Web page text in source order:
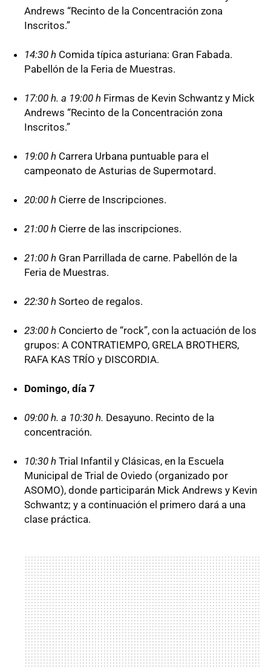
Andrews “Recinto de la Concentración zona
Inscritos.”
14:30 h Comida típica asturiana: Gran Fabada.
Pabellón de la Feria de Muestras.
17:00 h. a 19:00 h Firmas de Kevin Schwantz y Mick
Andrews “Recinto de la Concentración zona
Inscritos.”
19:00 h Carrera Urbana puntuable para el
campeonato de Asturias de Supermotard.
20:00 h Cierre de Inscripciones.
21:00 h Cierre de las inscripciones.
21:00 h Gran Parrillada de carne. Pabellón de la
Feria de Muestras.
22:30 h Sorteo de regalos.
23:00 h Concierto de “rock”, con la actuación de los
grupos: A CONTRATIEMPO, GRELA BROTHERS,
RAFA KAS TRÍO y DISCORDIA.
Domingo, día 7
09:00 h. a 10:30 h. Desayuno. Recinto de la
concentración.
10:30 h Trial Infantil y Clásicas, en la Escuela
Municipal de Trial de Oviedo (organizado por
ASOMO), donde participarán Mick Andrews y Kevin
Schwantz; y a continuación el primero dará a una
clase práctica.